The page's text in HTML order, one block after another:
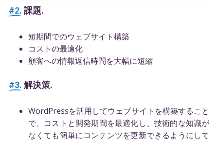
#2. 課題.
短期間でのウェブサイト構築
コストの最適化
顧客への情報返信時間を大幅に短縮
#3. 解決策.
WordPressを活用してウェブサイトを構築すること
で、コストと開発期間を最適化し、技術的な知識が
なくても簡単にコンテンツを更新できるようにして